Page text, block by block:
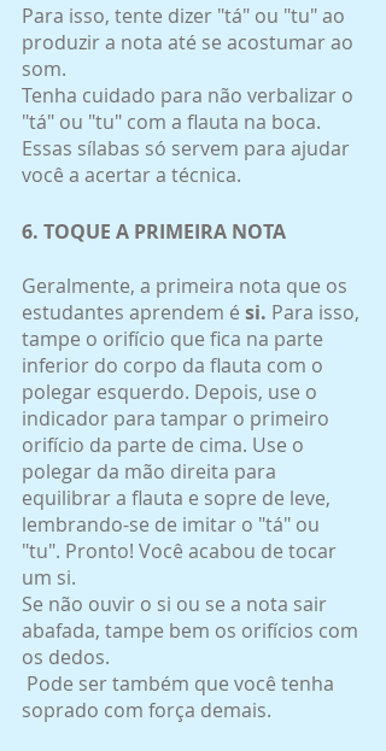
Para isso, tente dizer "tá" ou "tu" ao
produzir a nota até se acostumar ao
som.
Tenha cuidado para não verbalizar o
"tá" ou "tu" com a flauta na boca.
Essas sílabas só servem para ajudar
você a acertar a técnica.
6. TOQUE A PRIMEIRA NOTA
Geralmente, a primeira nota que os
estudantes aprendem é si. Para isso,
tampe o orifício que fica na parte
inferior do corpo da flauta com o
polegar esquerdo. Depois, use o
indicador para tampar o primeiro
orifício da parte de cima. Use o
polegar da mão direita para
equilibrar a flauta e sopre de leve,
lembrando-se de imitar o "tá" ou
"tu". Pronto! Você acabou de tocar
um si.
Se não ouvir o si ou se a nota sair
abafada, tampe bem os orifícios com
os dedos.
soprado com força demais.